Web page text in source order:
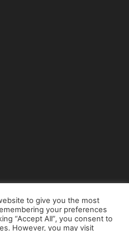
- www.airnews.gr
to give you the most
your preferences
“Accept All”, you consent to
However, you may visit